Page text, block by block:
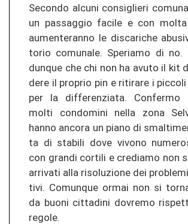
Se­con­do al­cu­ni con­siglie­ri
un pas­sag­gio fa­ci­le e con
au­men­teran­no le dis­ca­ri­che
to­rio co­mu­na­le. Spe­ria­mo di no.
dun­que che chi non ha avuto il kit
de­re il pro­prio pin e ri­ti­ra­re i
per la dif­fe­ren­zia­ta. Con­fer­mo
molti con­do­mi­ni nella zona
hanno an­co­ra un piano di
ta di sta­bi­li dove vi­vo­no
con gran­di cor­ti­li e cre­dia­mo non
ar­ri­va­ti alla ri­so­lu­zio­ne dei
ti­vi. Co­mun­que ormai non si
da buoni cit­ta­di­ni do­vre­mo
re­go­le.